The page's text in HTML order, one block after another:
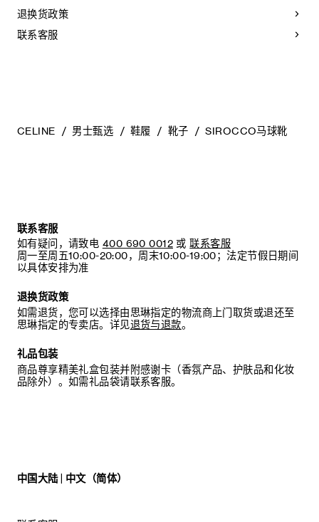
皮革内底
TPU外底
意大利制造
编号：365547029C.02SV
法：
- 避免接触水、油脂、香水和化妆品。如果鞋子不慎沾湿，请使
用浅色软布将液体擦干。
擦拭皮革，微湿时可擦拭织物面料。
退换货政策
联系客服
CELINE 男士甄选 鞋履 靴子 SIROCCO马球靴
联系客服
如有疑问，请致电 400 690 0012 或 联系客服
周一至周五10:00-20:00，周末10:00-19:00；法定节假日期间
以具体安排为准
退换货政策
如需退货，您可以选择由思琳指定的物流商上门取货或退还至
思琳指定的专卖店。详见退货与退款。
礼品包装
商品尊享精美礼盒包装并附感谢卡（香氛产品、护肤品和化妆
品除外）。如需礼品袋请联系客服。
中国大陆 | 中文（简体）